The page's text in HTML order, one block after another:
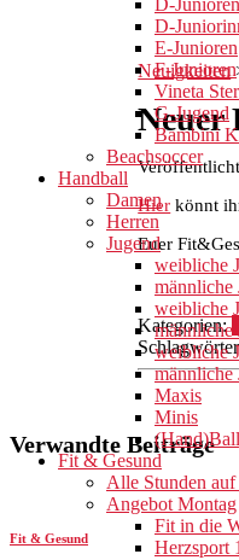
D-Junioren
D-
E-Junioren
F-Junioren
Vineta
G-Jugend
Bambini
Beachsoccer
Handball
Damen
Herren
Jugend
weibliche
männliche
weibliche
männliche
weibliche
männliche
Maxis
Minis
Fit & Gesund
Alle Stunden
Angebot Montag
Fit in die
Herzsport
Neuigkeiten
Neuer
Hier könnt
Euer
Kategorien:
Verwandte Beiträge
Fit & Gesund